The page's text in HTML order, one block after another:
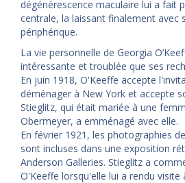
dégénérescence maculaire lui a fait
centrale, la laissant finalement avec
périphérique.
La vie personnelle de Georgia
intéressante et troublée que ses
En juin 1918, O'Keeffe accepte
déménager à New York et accepte
Stieglitz, qui était mariée à une
Obermeyer, a emménagé avec elle.
En février 1921, les photographies
sont incluses dans une exposition
Anderson Galleries. Stieglitz a
O'Keeffe lorsqu'elle lui a rendu